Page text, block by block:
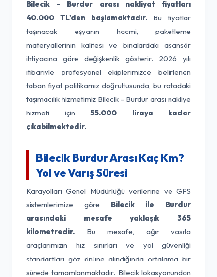
Bilecik - Burdur arası nakliyat fiyatları
40.000 TL'den başlamaktadır. Bu fiyatlar
taşınacak eşyanın hacmi, paketleme
materyallerinin kalitesi ve binalardaki asansör
ihtiyacına göre değişkenlik gösterir. 2026 yılı
itibariyle profesyonel ekiplerimizce belirlenen
taban fiyat politikamız doğrultusunda, bu rotadaki
taşımacılık hizmetimiz Bilecik - Burdur arası nakliye
hizmeti için 55.000 liraya kadar
çıkabilmektedir.
Bilecik Burdur Arası Kaç Km?
Yol ve Varış Süresi
Karayolları Genel Müdürlüğü verilerine ve GPS
sistemlerimize göre Bilecik ile Burdur
arasındaki mesafe yaklaşık 365
kilometredir. Bu mesafe, ağır vasıta
araçlarımızın hız sınırları ve yol güvenliği
standartları göz önüne alındığında ortalama bir
sürede tamamlanmaktadır. Bilecik lokasyonundan